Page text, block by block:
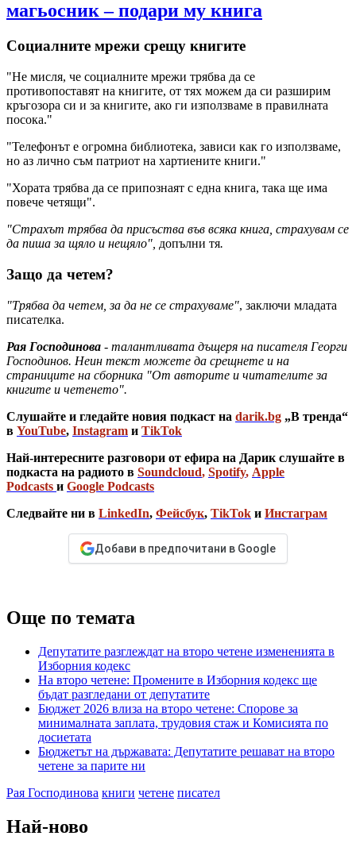
магьосник – подари му книга
Социалните мрежи срещу книгите
"Не мисля, че социалните мрежи трябва да се
противопоставят на книгите, от тях можем да си разширим
кръгозора си и за книгите, ако ги използваме в правилната
посока."
"Телефонът е огромна библиотека, зависи как го използваме,
но аз лично съм патриот на хартиените книги."
"Хората трябва да се припознаят с една книга, така ще има
повече четящи".
"Страхът трябва да присъства във всяка книга, страхувам се
да пиша за щяло и нещяло", допълни тя.
Защо да четем?
"Трябва да четем, за да не се страхуваме", заключи младата
писателка.
Рая Господинова - талантливата дъщеря на писателя Георги
Господинов. Неин текст можете да срещнете и на
страниците на сборника "От авторите и читателите за
книгите и четенето".
Слушайте и гледайте новия подкаст на darik.bg „В тренда“
в YouTube, Instagram и TikTok
Най-интересните разговори от ефира на Дарик слушайте в
подкаста на радиото в Soundcloud, Spotify, Apple
Podcasts и Google Podcasts
Следвайте ни в LinkedIn, Фейсбук, TikTok и Инстаграм
Добави в предпочитани в Google
Още по темата
Депутатите разглеждат на второ четене измененията в
Изборния кодекс
На второ четене: Промените в Изборния кодекс ще
бъдат разгледани от депутатите
Бюджет 2026 влиза на второ четене: Спорове за
минималната заплата, трудовия стаж и Комисията по
досиетата
Бюджетът на държавата: Депутатите решават на второ
четене за парите ни
Рая Господинова книги четене писател
Най-ново